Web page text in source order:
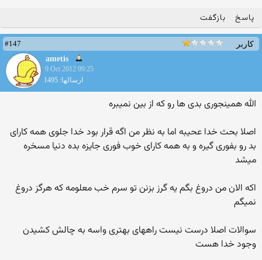
پاسخ بازگفت
کاربر
#147
ametis
9 Oct 2012 09:25
ارسالها: 1495
الله همینجوری بدی ها رو که از بین نمیبره
اصلا بحث خدا عحیبه اما به نظر من اگه قرار بود خدا جلوی همه کارای
بد رو بفوری گیره و به همه کارای خوب فوری جایزه بده دنیا مسخره
میشد
اکه الان من دروغ بگم یه گرز بزنن تو سرم خب معلومه که هرگز دروغ
نمیگم
سوالات اصلا درست نیست راههای بهتری واسه به چالش کشیدن
وجود خدا هست